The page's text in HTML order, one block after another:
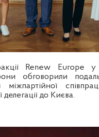
Renew Europe у
обговорили
до Києва.